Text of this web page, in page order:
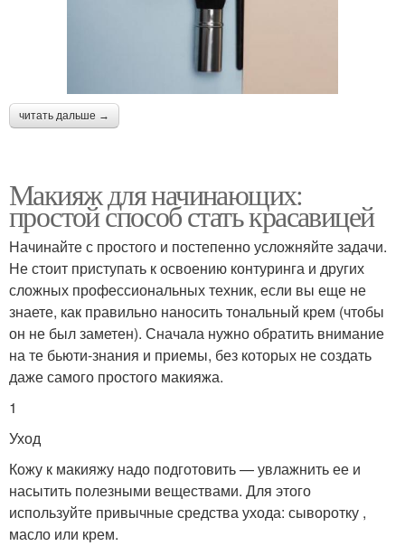
читать дальше →
Макияж для начинающих:
простой способ стать красавицей
Начинайте с простого и постепенно усложняйте задачи.
Не стоит приступать к освоению контуринга и других
сложных профессиональных техник, если вы еще не
знаете, как правильно наносить тональный крем (чтобы
он не был заметен). Сначала нужно обратить внимание
на те бьюти-знания и приемы, без которых не создать
даже самого простого макияжа.
1
Уход
Кожу к макияжу надо подготовить — увлажнить ее и
насытить полезными веществами. Для этого
используйте привычные средства ухода: сыворотку ,
масло или крем.